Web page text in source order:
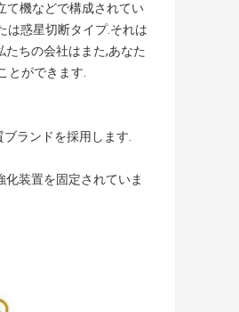
て機などで構成されてい
は惑星切断タイプ.それは
ちの会社はまた,あなた
とができます.
ランドを採用します.
装置を固定されていま